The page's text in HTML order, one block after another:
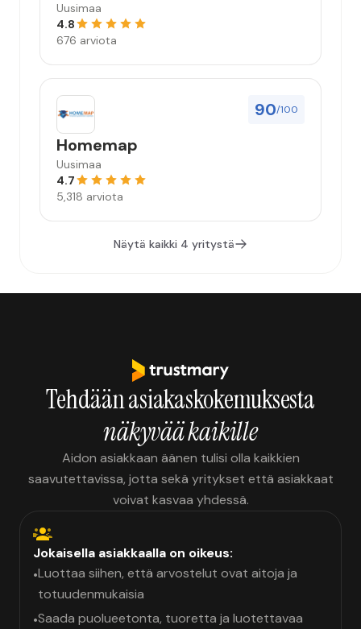
Uusimaa
4.8
676 arviota
90/100
Homemap
Uusimaa
4.7
5,318 arviota
Näytä kaikki 4 yritystä
Tehdään asiakaskokemuksesta
näkyvää kaikille
Aidon asiakkaan äänen tulisi olla kaikkien
saavutettavissa, jotta sekä yritykset että asiakkaat
voivat kasvaa yhdessä.
Jokaisella asiakkaalla on oikeus:
•Luottaa siihen, että arvostelut ovat aitoja ja
totuudenmukaisia
•Saada puolueetonta, tuoretta ja luotettavaa